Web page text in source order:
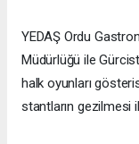
YEDAŞ Ordu
Müdürlüğü ile
halk oyunları
stantların gezilmesi